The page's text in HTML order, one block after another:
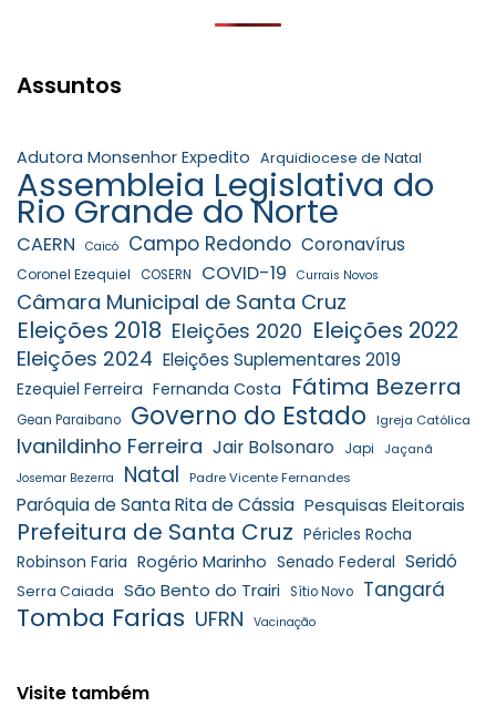
Assuntos
Adutora Monsenhor Expedito Arquidiocese de Natal
Assembleia Legislativa do
Rio Grande do Norte
CAERN Caicó Campo Redondo Coronavírus
Coronel Ezequiel COSERN COVID-19 Currais Novos
Câmara Municipal de Santa Cruz
Eleições 2018 Eleições 2020 Eleições 2022
Eleições 2024 Eleições Suplementares 2019
Ezequiel Ferreira Fernanda Costa Fátima Bezerra
Gean Paraibano Governo do Estado Igreja Católica
Ivanildinho Ferreira Jair Bolsonaro Japi Jaçanã
Josemar Bezerra Natal Padre Vicente Fernandes
Paróquia de Santa Rita de Cássia Pesquisas Eleitorais
Prefeitura de Santa Cruz Péricles Rocha
Robinson Faria Rogério Marinho Senado Federal Seridó
Serra Caiada São Bento do Trairi Sítio Novo Tangará
Tomba Farias UFRN Vacinação
Visite também